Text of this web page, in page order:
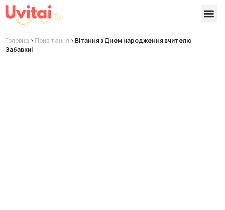
Головна > Привітання > Вітання з Днем народження вчителю
Забавки!